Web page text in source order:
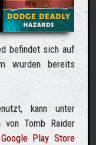
befindet sich auf
wurden bereits
kann unter
von Tomb Raider
Play Store